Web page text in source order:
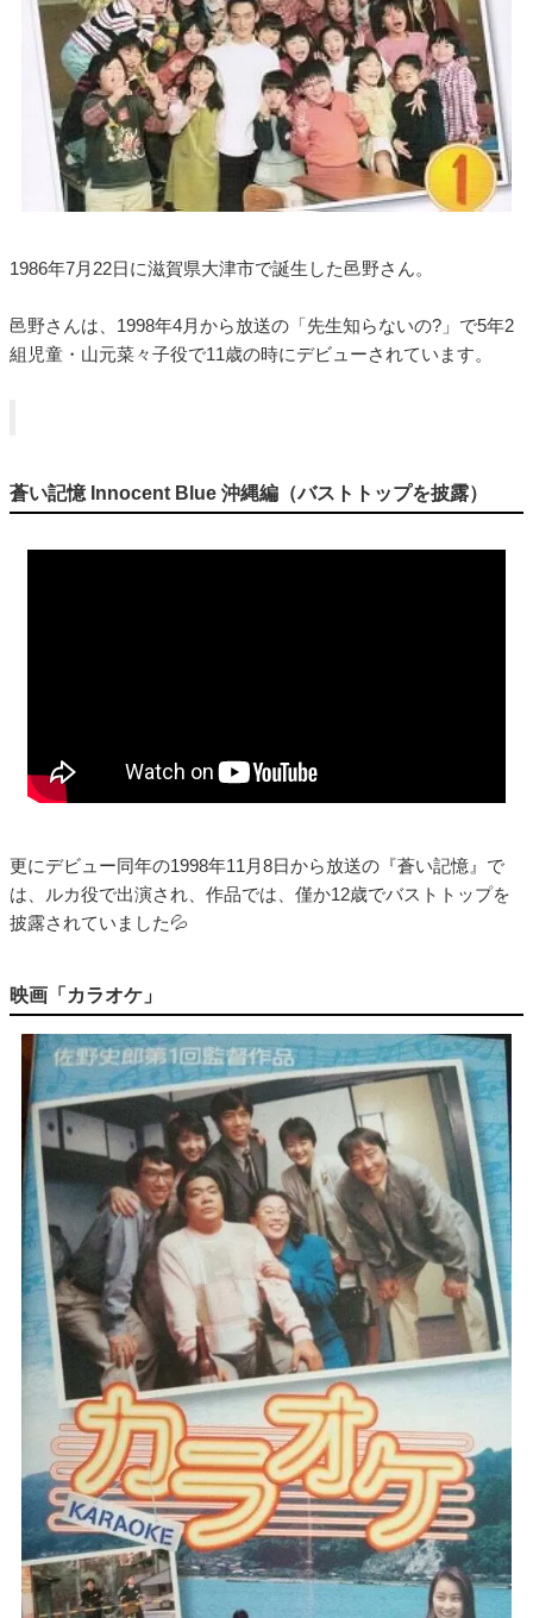
1986年7月22日に滋賀県大津市で誕生した邑野さん。
邑野さんは、1998年4月から放送の「先生知らないの?」で5年2
組児童・山元菜々子役で11歳の時にデビューされています。
蒼い記憶 Innocent Blue 沖縄編（バストトップを披露）
更にデビュー同年の1998年11月8日から放送の『蒼い記憶』で
は、ルカ役で出演され、作品では、僅か12歳でバストトップを
披露されていました💦
映画「カラオケ」